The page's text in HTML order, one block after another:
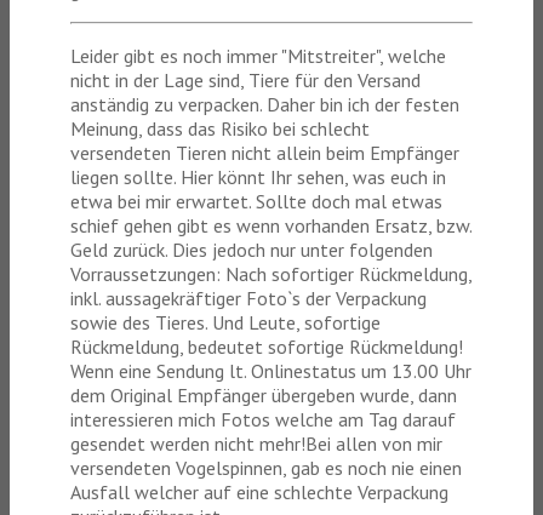
Leider gibt es noch immer "Mitstreiter", welche
nicht in der Lage sind, Tiere für den Versand
anständig zu verpacken. Daher bin ich der festen
Meinung, dass das Risiko bei schlecht
versendeten Tieren nicht allein beim Empfänger
liegen sollte. Hier könnt Ihr sehen, was euch in
etwa bei mir erwartet. Sollte doch mal etwas
schief gehen gibt es wenn vorhanden Ersatz, bzw.
Geld zurück. Dies jedoch nur unter folgenden
Vorraussetzungen: Nach sofortiger Rückmeldung,
inkl. aussagekräftiger Foto`s der Verpackung
sowie des Tieres. Und Leute, sofortige
Rückmeldung, bedeutet sofortige Rückmeldung!
Wenn eine Sendung lt. Onlinestatus um 13.00 Uhr
dem Original Empfänger übergeben wurde, dann
interessieren mich Fotos welche am Tag darauf
gesendet werden nicht mehr!Bei allen von mir
versendeten Vogelspinnen, gab es noch nie einen
Ausfall welcher auf eine schlechte Verpackung